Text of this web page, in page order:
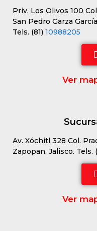
Priv. Los Olivos 100
San Pedro Garza
Tels. (81) 10988205
Ver
Av. Xóchitl 328 Col.
Zapopan, Jalisco. Tels.
Ver